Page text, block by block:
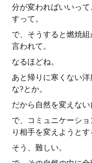
分が変わればいいっ
すって。
で、そうすると燃焼
言われて。
なるほどね。
あと帰りに寒くない
な?とか。
だから自然を変えない
で、コミュニケーシ
り相手を変えようとす
そう、難しい。